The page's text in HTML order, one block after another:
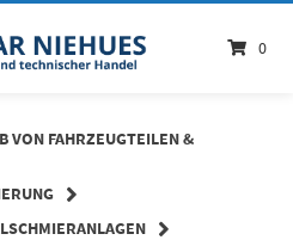
0
VON FAHRZEUGTEILEN &